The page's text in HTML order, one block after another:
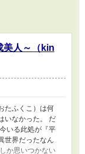
美人～（kin
たふくこ）は何
いなかった。 だ
いる此処が『平
世界だったなん
か思いつかない